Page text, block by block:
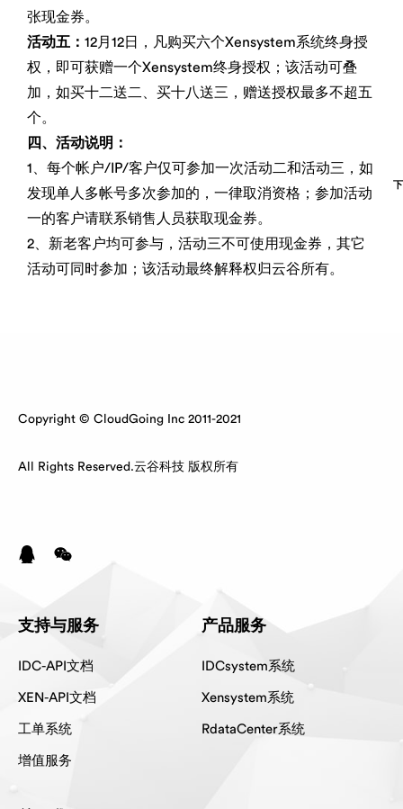
张现金券。
活动五： 12月12日，凡购买六个Xensystem系统终身授
权，即可获赠一个Xensystem终身授权；该活动可叠
加，如买十二送二、买十八送三，赠送授权最多不超五
个。
四、活动说明：
1、每个帐户/IP/客户仅可参加一次活动二和活动三，如
发现单人多帐号多次参加的，一律取消资格；参加活动
一的客户请联系销售人员获取现金券。
2、新老客户均可参与，活动三不可使用现金券，其它
活动可同时参加；该活动最终解释权归云谷所有。
Copyright © CloudGoing Inc 2011-2021
All Rights Reserved.云谷科技 版权所有
支持与服务
IDC-API文档
XEN-API文档
工单系统
增值服务
产品服务
IDCsystem系统
Xensystem系统
RdataCenter系统